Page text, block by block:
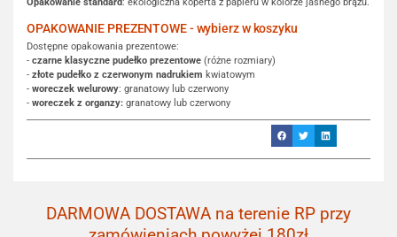
Opakowanie standard: ekologiczna koperta z papieru w kolorze jasnego brązu.
OPAKOWANIE PREZENTOWE - wybierz w koszyku
Dostępne opakowania prezentowe:
- czarne klasyczne pudełko prezentowe (różne rozmiary)
- złote pudełko z czerwonym nadrukiem kwiatowym
- woreczek welurowy: granatowy lub czerwony
- woreczek z organzy: granatowy lub czerwony
DARMOWA DOSTAWA na terenie RP przy